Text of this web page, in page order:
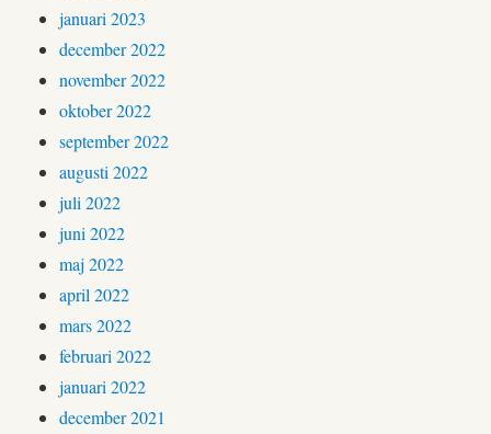
januari 2023
december 2022
november 2022
oktober 2022
september 2022
augusti 2022
juli 2022
juni 2022
maj 2022
april 2022
mars 2022
februari 2022
januari 2022
december 2021